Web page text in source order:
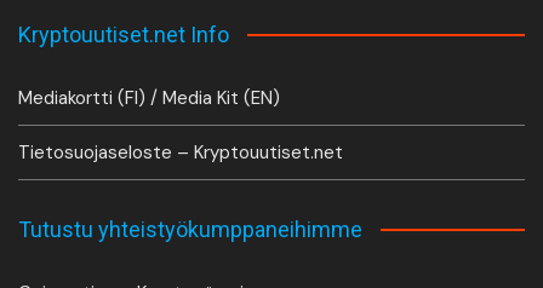
Kryptouutiset.net Info
Mediakortti (FI) / Media Kit (EN)
Tietosuojaseloste – Kryptouutiset.net
Tutustu yhteistyökumppaneihimme